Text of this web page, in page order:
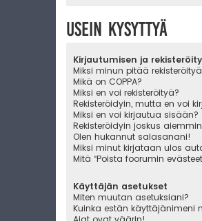
Usein kysyttyä
Kirjautumisen ja
Miksi minun pitää
Mikä on COPPA?
Miksi en voi rekisteröityä?
Rekisteröidyin, mutta en voi
Miksi en voi kirjautua sisään?
Rekisteröidyin joskus
Olen hukannut salasanani!
Miksi minut kirjataan ulos
Mitä “Poista foorumin
Käyttäjän asetukset
Miten muutan asetuksiani?
Kuinka estän käyttäjänimeni